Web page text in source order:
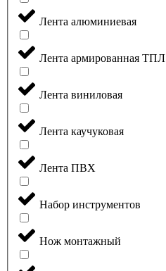
Лента алюминиевая
Лента армированная ТПЛ
Лента виниловая
Лента каучуковая
Лента ПВХ
Набор инструментов
Нож монтажный